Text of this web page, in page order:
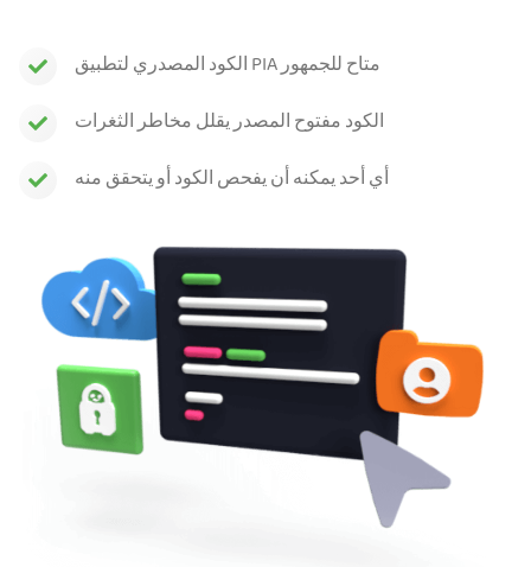
الكود المصدري لتطبيق PIA متاح للجمهور
الكود مفتوح المصدر يقلل مخاطر الثغرات
أي أحد يمكنه أن يفحص الكود أو يتحقق منه